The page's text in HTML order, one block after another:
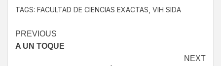
TAGS: FACULTAD DE CIENCIAS EXACTAS VIH SIDA
PREVIOUS
A UN TOQUE
NEXT